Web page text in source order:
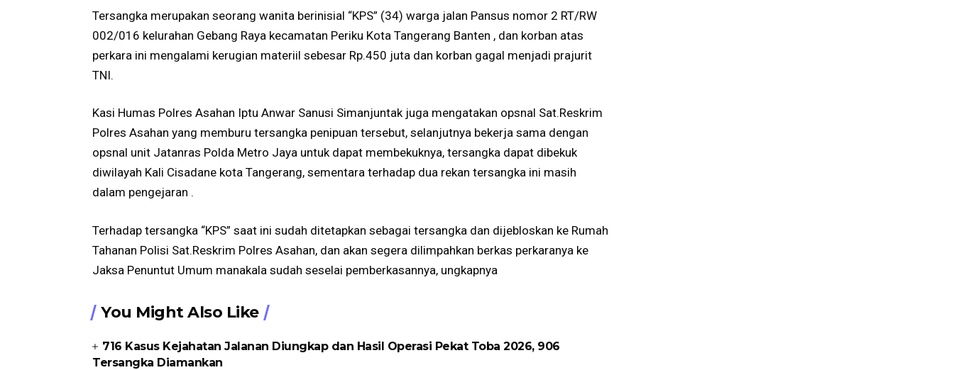
Tersangka merupakan seorang wanita berinisial “KPS” (34) warga jalan Pansus nomor 2 RT/RW
002/016 kelurahan Gebang Raya kecamatan Periku Kota Tangerang Banten , dan korban atas
perkara ini mengalami kerugian materiil sebesar Rp.450 juta dan korban gagal menjadi prajurit
TNI.
Kasi Humas Polres Asahan Iptu Anwar Sanusi Simanjuntak juga mengatakan opsnal Sat.Reskrim
Polres Asahan yang memburu tersangka penipuan tersebut, selanjutnya bekerja sama dengan
opsnal unit Jatanras Polda Metro Jaya untuk dapat membekuknya, tersangka dapat dibekuk
diwilayah Kali Cisadane kota Tangerang, sementara terhadap dua rekan tersangka ini masih
dalam pengejaran .
Terhadap tersangka “KPS” saat ini sudah ditetapkan sebagai tersangka dan dijebloskan ke Rumah
Tahanan Polisi Sat.Reskrim Polres Asahan, dan akan segera dilimpahkan berkas perkaranya ke
Jaksa Penuntut Umum manakala sudah seselai pemberkasannya, ungkapnya
You Might Also Like
716 Kasus Kejahatan Jalanan Diungkap dan Hasil Operasi Pekat Toba 2026, 906
Tersangka Diamankan